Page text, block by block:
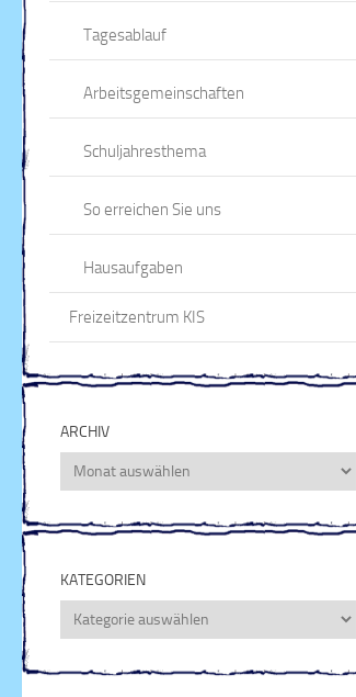
Tagesablauf
Arbeitsgemeinschaften
Schuljahresthema
So erreichen Sie uns
Hausaufgaben
Freizeitzentrum KIS
ARCHIV
Archiv
KATEGORIEN
Kategorien